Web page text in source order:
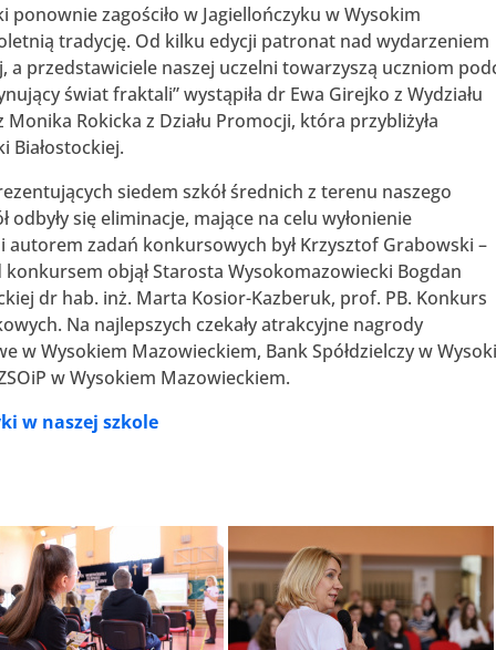
zagościło w Jagiellończyku w Wysokim
tradycję. Od kilku edycji patronat nad wydarzeniem
a przedstawiciele naszej uczelni towarzyszą uczniom
świat fraktali” wystąpiła dr Ewa Girejko z Wydziału
Rokicka z Działu Promocji, która przybliżyła
Białostockiej.
siedem szkół średnich z terenu naszego
się eliminacje, mające na celu wyłonienie
zadań konkursowych był Krzysztof Grabowski –
objął Starosta Wysokomazowiecki Bogdan
dr hab. inż. Marta Kosior-Kazberuk, prof. PB. Konkurs
Na najlepszych czekały atrakcyjne nagrody
w Wysokiem Mazowieckiem, Bank Spółdzielczy w
w Wysokiem Mazowieckiem.
w naszej szkole